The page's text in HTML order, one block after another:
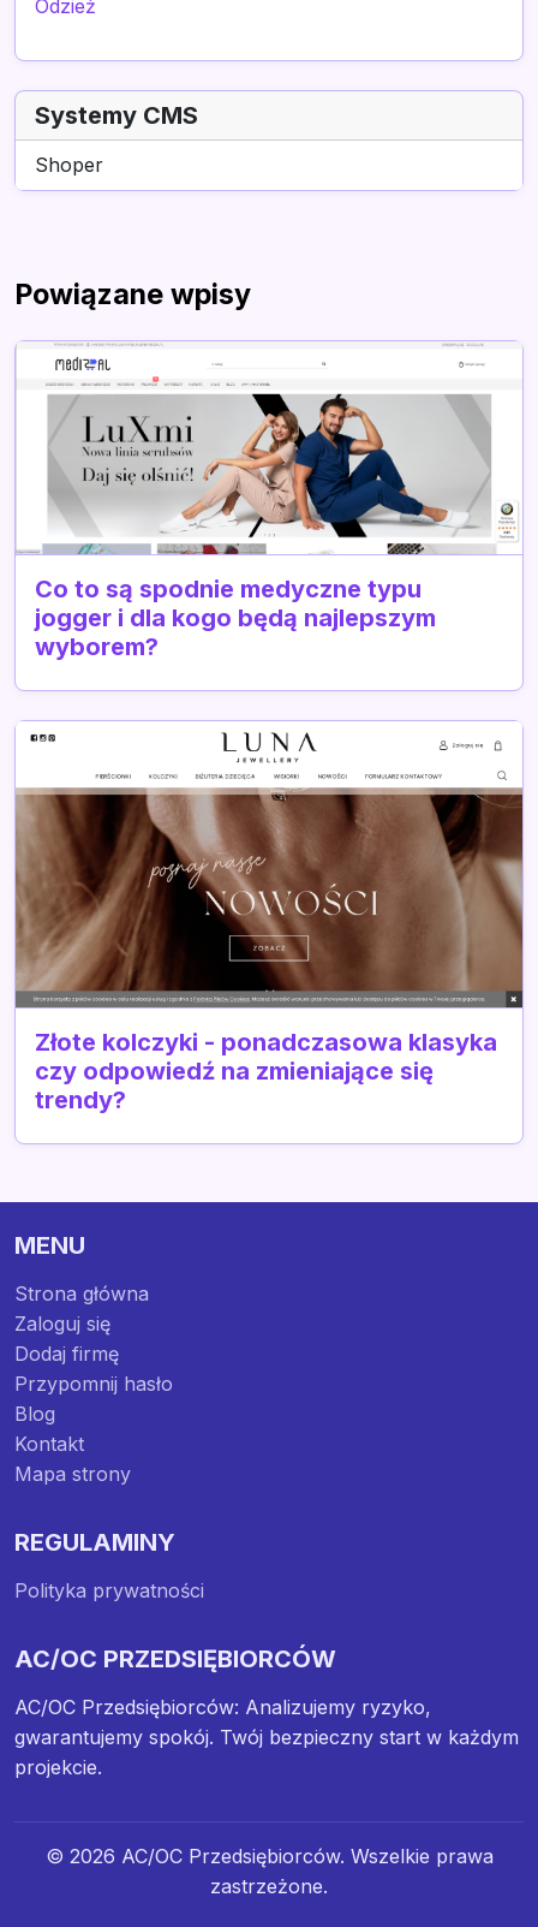
Odzież
Systemy CMS
Shoper
Powiązane wpisy
Co to są spodnie medyczne typu
jogger i dla kogo będą najlepszym
wyborem?
Złote kolczyki - ponadczasowa klasyka
czy odpowiedź na zmieniające się
trendy?
MENU
Strona główna
Zaloguj się
Dodaj firmę
Przypomnij hasło
Blog
Kontakt
Mapa strony
REGULAMINY
Polityka prywatności
AC/OC PRZEDSIĘBIORCÓW
AC/OC Przedsiębiorców: Analizujemy ryzyko,
gwarantujemy spokój. Twój bezpieczny start w każdym
projekcie.
© 2026 AC/OC Przedsiębiorców. Wszelkie prawa
zastrzeżone.